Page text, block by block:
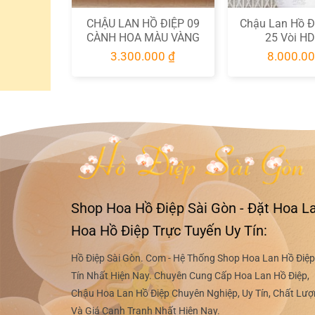
CHẬU LAN HỒ ĐIỆP 09
CÀNH HOA MÀU VÀNG
ÓNG ÁNH HD030
3.300.000₫
Chậu Lan Hồ
25 Vòi
Shop Hoa Hồ Điệp Sài Gòn - Đặt Hoa
Hoa Hồ Điệp Trực Tuyến Uy Tín:
Hồ Điệp Sài Gòn. Com - Hệ Thống Shop Hoa Lan Hồ
Tín Nhất Hiện Nay. Chuyên Cung Cấp Hoa Lan Hồ Điệp,
Chậu Hoa Lan Hồ Điệp Chuyên Nghiệp, Uy Tín, Chất
Và Giá Cạnh Tranh Nhất Hiện Nay.